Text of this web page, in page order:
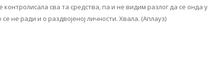
контролисала сва та средства, па и не видим разлог да се онда у
не ради и о раздвојеној личности. Хвала. (Аплауз)